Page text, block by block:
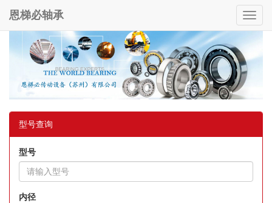
恩梯必轴承
型号查询
型号
内径